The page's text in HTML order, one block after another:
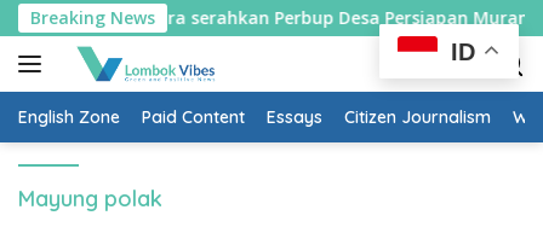
Skip
to
content
Breaking News
Lombok Utara serahkan Perbup Desa Persiapan Murangga
English Zone Paid Content Essays Citizen Journalism
Mayung polak
ID